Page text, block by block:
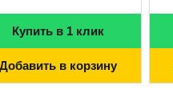
Купить в 1 клик
Добавить в корзину